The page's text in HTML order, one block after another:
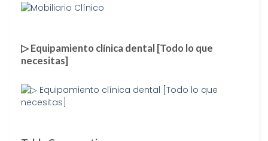
▷ Equipamiento clínica dental [Todo lo que
necesitas]